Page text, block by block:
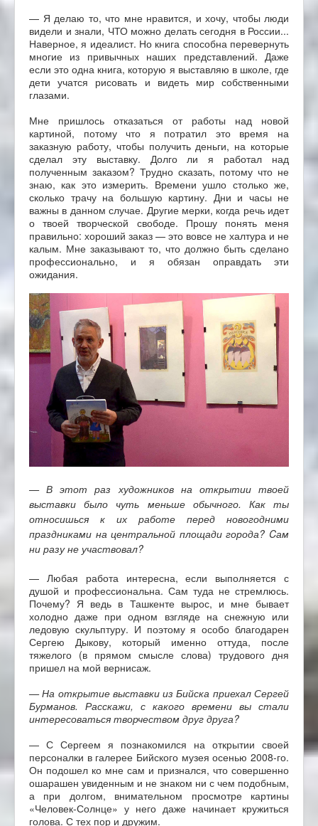
— Я делаю то, что мне нравится, и хочу, чтобы люди
видели и знали, ЧТО можно делать сегодня в России...
Наверное, я идеалист. Но книга способна перевернуть
многие из привычных наших представлений. Даже
если это одна книга, которую я выставляю в школе, где
дети учатся рисовать и видеть мир собственными
глазами.
Мне пришлось отказаться от работы над новой
картиной, потому что я потратил это время на
заказную работу, чтобы получить деньги, на которые
сделал эту выставку. Долго ли я работал над
полученным заказом? Трудно сказать, потому что не
знаю, как это измерить. Времени ушло столько же,
сколько трачу на большую картину. Дни и часы не
важны в данном случае. Другие мерки, когда речь идет
о твоей творческой свободе. Прошу понять меня
правильно: хороший заказ — это вовсе не халтура и не
калым. Мне заказывают то, что должно быть сделано
профессионально, и я обязан оправдать эти
ожидания.
— В этот раз художников на открытии твоей
выставки было чуть меньше обычного. Как ты
относишься к их работе перед новогодними
праздниками на центральной площади города? Cам
ни разу не участвовал?
— Любая работа интересна, если выполняется с
душой и профессиональна. Сам туда не стремлюсь.
Почему? Я ведь в Ташкенте вырос, и мне бывает
холодно даже при одном взгляде на снежную или
ледовую скульптуру. И поэтому я особо благодарен
Сергею Дыкову, который именно оттуда, после
тяжелого (в прямом смысле слова) трудового дня
пришел на мой вернисаж.
— На открытие выставки из Бийска приехал Сергей
Бурманов. Расскажи, с какого времени вы стали
интересоваться творчеством друг друга?
— С Сергеем я познакомился на открытии своей
персоналки в галерее Бийского музея осенью 2008-го.
Он подошел ко мне сам и признался, что совершенно
ошарашен увиденным и не знаком ни с чем подобным,
а при долгом, внимательном просмотре картины
«Человек-Солнце» у него даже начинает кружиться
голова. С тех пор и дружим.